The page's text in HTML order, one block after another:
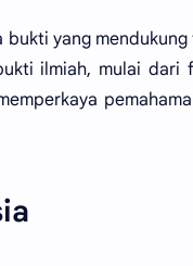
yang
ilmiah, mulai dari